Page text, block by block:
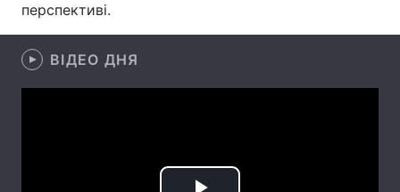
Послуги
перспективі.
ВІДЕО ДНЯ